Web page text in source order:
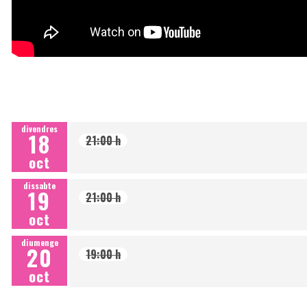
divendres
18
oct
21:00 h
dissabte
19
oct
21:00 h
diumenge
20
oct
19:00 h